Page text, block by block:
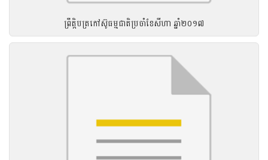
ព្រឹត្តិបត្រកៅស៊ូធម្មជាតិប្រចាំខែសីហា ឆ្នាំ២០១៧